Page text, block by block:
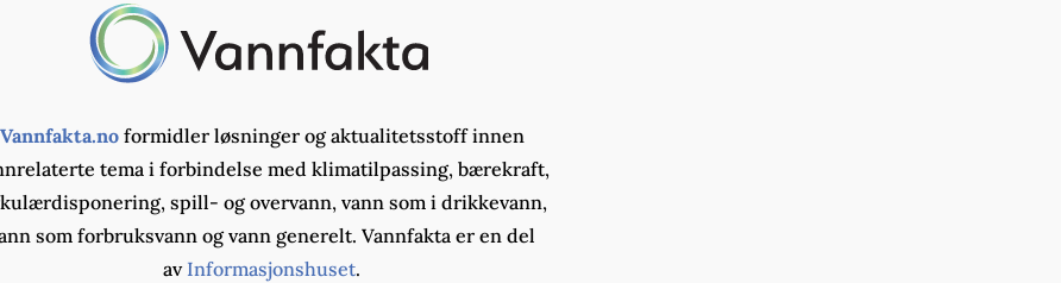
Vannfakta.noformidler løsninger og aktualitetsstoff innen
tema i forbindelse med klimatilpassing, bærekraft,
spill- og overvann, vann som i drikkevann,
som forbruksvann og vann generelt. Vannfakta er en del
av Informasjonshuset.